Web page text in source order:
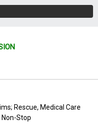
Rescue, Medical Care
Stop